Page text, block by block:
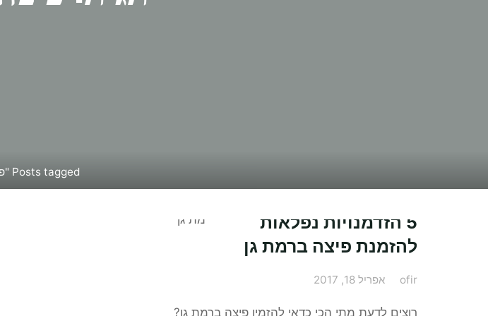
Home
Posts tagged "פיצה ברמת גן"
5 הזדמנויות נפלאות
להזמנת פיצה ברמת גן
ofir אפריל 18, 2017
רוצים לדעת מתי הכי כדאי להזמין פיצה ברמת גן?